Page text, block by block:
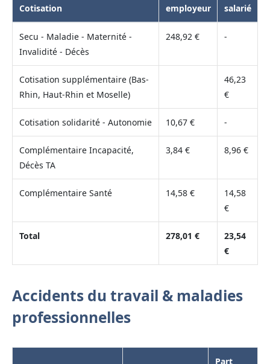
Cotisation
employeur
salarié
Secu - Maladie - Maternité -
Invalidité - Décès
248,92 € -
Cotisation supplémentaire (Bas-
Rhin, Haut-Rhin et Moselle)
46,23
€
Cotisation solidarité - Autonomie 10,67 € -
Complémentaire Incapacité,
Décès TA
3,84 € 8,96 €
Complémentaire Santé 14,58 €
14,58
€
Total 278,01 €
23,54
€
Accidents du travail & maladies
professionnelles
Part